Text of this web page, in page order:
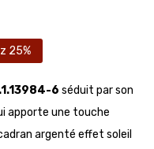
25%
6 séduit par son
apporte une touche
argenté effet soleil